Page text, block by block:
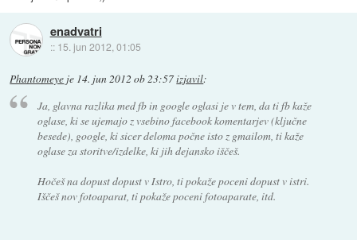
enadvatri
:: 15. jun 2012, 01:05
Phantomeye je 14. jun 2012 ob 23:57izjavil:
Ja, glavna razlika med fb in google oglasi je v tem, da ti fb kaže
oglase, ki se ujemajo z vsebino facebook komentarjev (ključne
besede), google, ki sicer deloma počne isto z gmailom, ti kaže
oglase za storitve/izdelke, ki jih dejansko iščeš.
Hočeš na dopust dopust v Istro, ti pokaže poceni dopust v istri.
Iščeš nov fotoaparat, ti pokaže poceni fotoaparate, itd.